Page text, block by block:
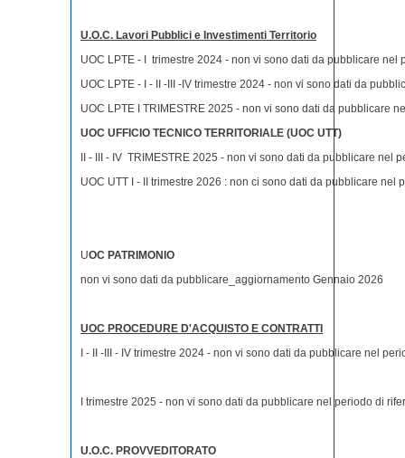
U.O.C. Lavori Pubblici e Investimenti Territorio
UOC LPTE - I trimestre 2024 - non vi sono dati da pubblicare nel
UOC LPTE - I - II -III -IV trimestre 2024 - non vi sono dati da
UOC LPTE I TRIMESTRE 2025 - non vi sono dati da pubblicare
UOC UFFICIO TECNICO TERRITORIALE (UOC UTT)
II - III - IV TRIMESTRE 2025 - non vi sono dati da pubblicare nel
UOC UTT I - II trimestre 2026 : non ci sono dati da pubblicare nel
UOC PATRIMONIO
non vi sono dati da pubblicare_aggiornamento Gennaio 2026
UOC PROCEDURE D'ACQUISTO E CONTRATTI
I - II -III - IV trimestre 2024 - non vi sono dati da pubblicare nel
I trimestre 2025 - non vi sono dati da pubblicare nel periodo di
U.O.C. PROVVEDITORATO